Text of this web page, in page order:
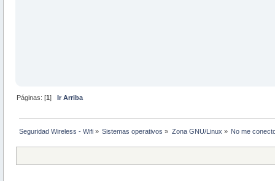
Páginas: [1]Ir Arriba
Seguridad Wireless - Wifi » Sistemas operativos » Zona GNU/Linux » No me